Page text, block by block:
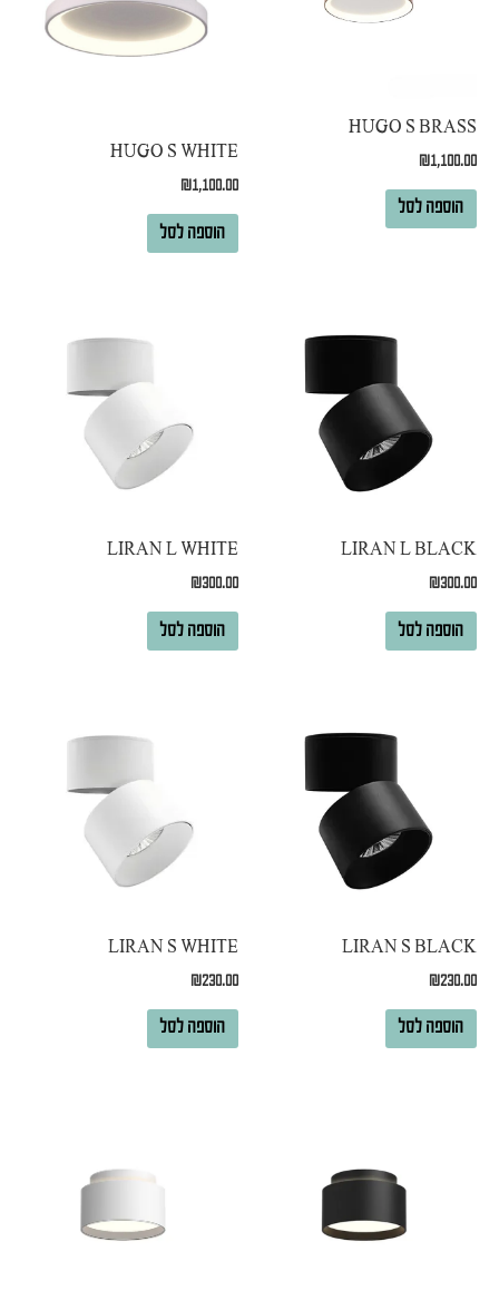
HUGO S BRASS
₪1,100.00
הוספה לסל
HUGO S WHITE
₪1,100.00
הוספה לסל
LIRAN L BLACK
₪300.00
הוספה לסל
LIRAN L WHITE
₪300.00
הוספה לסל
LIRAN S BLACK
₪230.00
הוספה לסל
LIRAN S WHITE
₪230.00
הוספה לסל